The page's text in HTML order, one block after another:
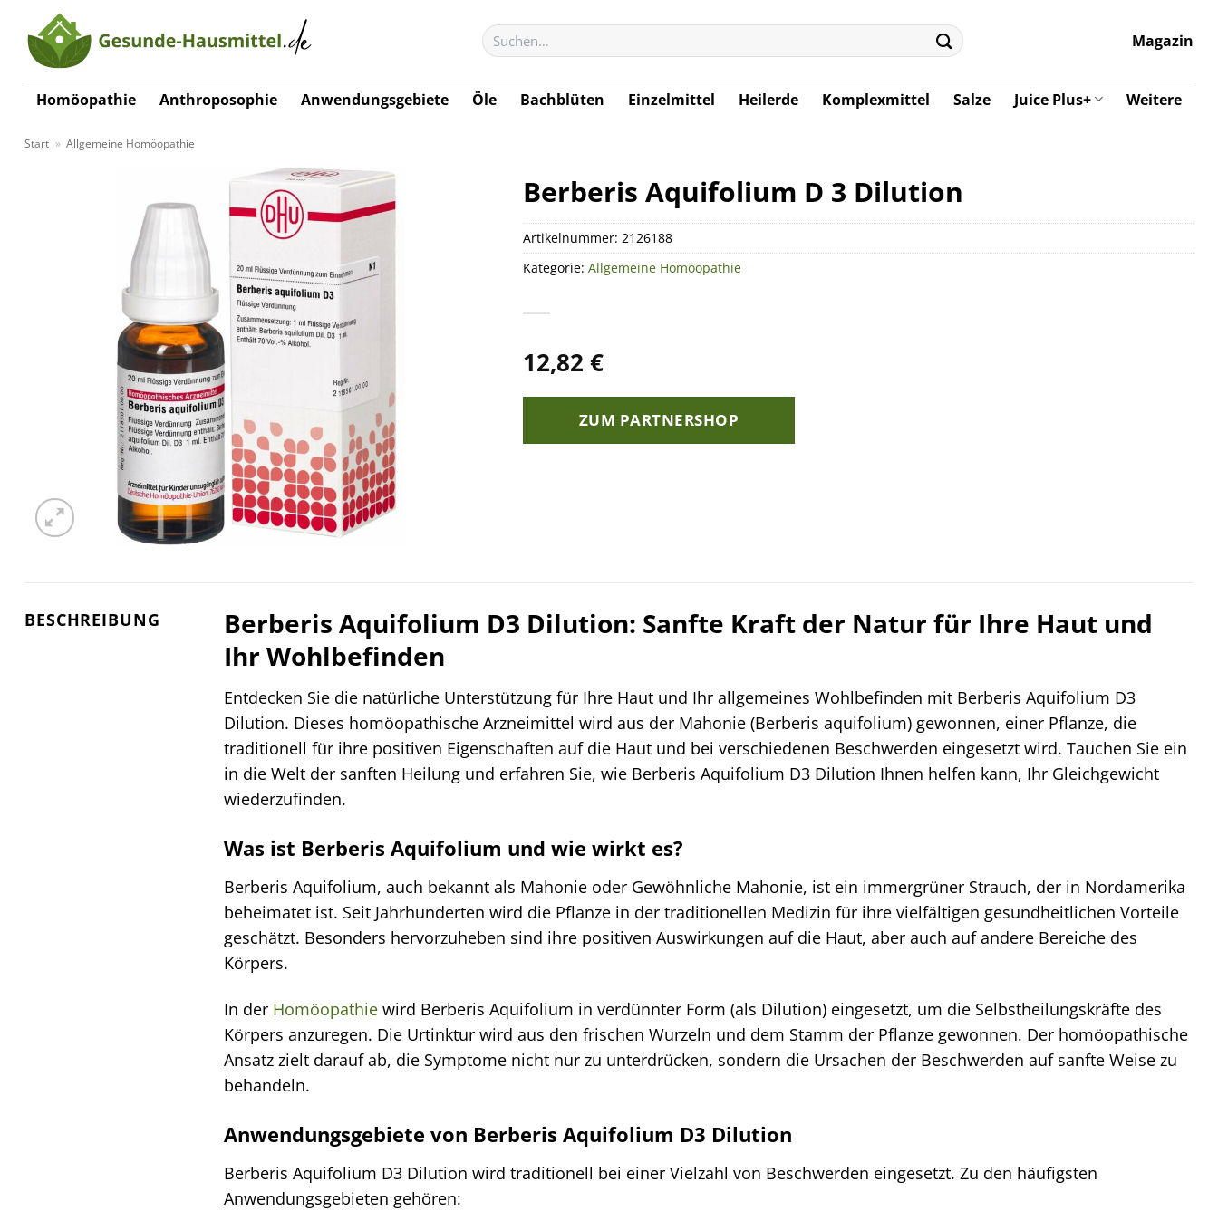
Inhalt
springen
Suchen
nach:
Magazin
Homöopathie Anthroposophie Anwendungsgebiete Öle Bachblüten Einzelmittel Heilerde Komplexmittel Salze Juice Plus+ Weitere
Start » Allgemeine Homöopathie
Berberis Aquifolium D 3 Dilution
12,82 €
ZUM PARTNERSHOP
Artikelnummer: 2126188
Kategorie: Allgemeine Homöopathie
BESCHREIBUNG
Berberis Aquifolium D3 Dilution: Sanfte Kraft der Natur für Ihre Haut und
Ihr Wohlbefinden
Entdecken Sie die natürliche Unterstützung für Ihre Haut und Ihr allgemeines Wohlbefinden mit Berberis Aquifolium D3
Dilution. Dieses homöopathische Arzneimittel wird aus der Mahonie (Berberis aquifolium) gewonnen, einer Pflanze, die
traditionell für ihre positiven Eigenschaften auf die Haut und bei verschiedenen Beschwerden eingesetzt wird. Tauchen Sie ein
in die Welt der sanften Heilung und erfahren Sie, wie Berberis Aquifolium D3 Dilution Ihnen helfen kann, Ihr Gleichgewicht
wiederzufinden.
Was ist Berberis Aquifolium und wie wirkt es?
Berberis Aquifolium, auch bekannt als Mahonie oder Gewöhnliche Mahonie, ist ein immergrüner Strauch, der in Nordamerika
beheimatet ist. Seit Jahrhunderten wird die Pflanze in der traditionellen Medizin für ihre vielfältigen gesundheitlichen Vorteile
geschätzt. Besonders hervorzuheben sind ihre positiven Auswirkungen auf die Haut, aber auch auf andere Bereiche des
Körpers.
In der Homöopathie wird Berberis Aquifolium in verdünnter Form (als Dilution) eingesetzt, um die Selbstheilungskräfte des
Körpers anzuregen. Die Urtinktur wird aus den frischen Wurzeln und dem Stamm der Pflanze gewonnen. Der homöopathische
Ansatz zielt darauf ab, die Symptome nicht nur zu unterdrücken, sondern die Ursachen der Beschwerden auf sanfte Weise zu
behandeln.
Anwendungsgebiete von Berberis Aquifolium D3 Dilution
Berberis Aquifolium D3 Dilution wird traditionell bei einer Vielzahl von Beschwerden eingesetzt. Zu den häufigsten
Anwendungsgebieten gehören: